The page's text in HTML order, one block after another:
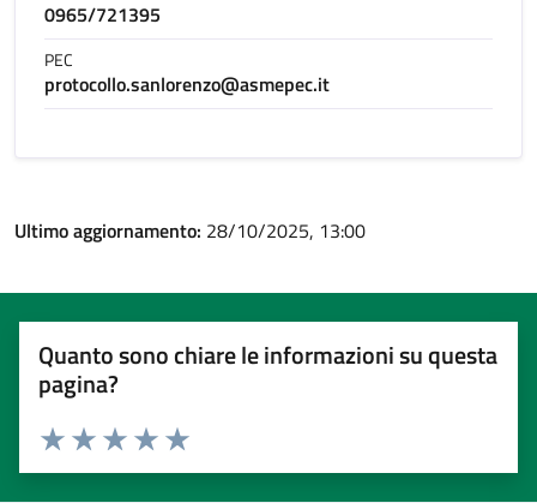
0965/721395
PEC
protocollo.sanlorenzo@asmepec.it
Ultimo aggiornamento: 28/10/2025, 13:00
Quanto sono chiare le informazioni su questa
pagina?
Valuta 5 stelle su 5
Valuta 4 stelle su 5
Valuta 3 stelle su 5
Valuta 2 stelle su 5
Valuta 1 stelle su 5